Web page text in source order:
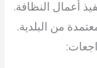
أعمال النظافة.
من البلدية.